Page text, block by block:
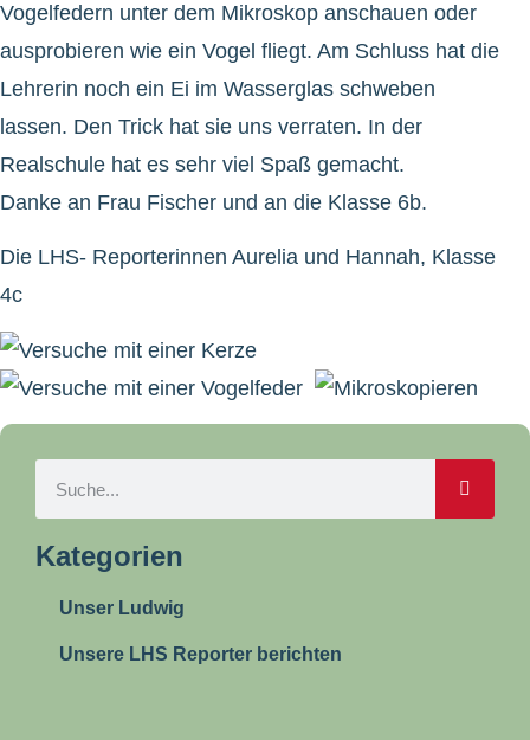
Vogelfedern unter dem Mikroskop anschauen oder
ausprobieren wie ein Vogel fliegt. Am Schluss hat die
Lehrerin noch ein Ei im Wasserglas schweben
lassen. Den Trick hat sie uns verraten. In der
Realschule hat es sehr viel Spaß gemacht.
Danke an Frau Fischer und an die Klasse 6b.
Die LHS- Reporterinnen Aurelia und Hannah, Klasse
4c
Kategorien
Unser Ludwig
Unsere LHS Reporter berichten